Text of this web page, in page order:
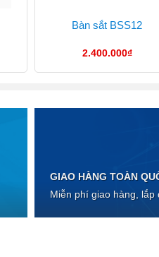
Bàn sắt BSS12
2.400.000₫
GIAO HÀNG TOÀN
Miễn phí giao hàng, lắp